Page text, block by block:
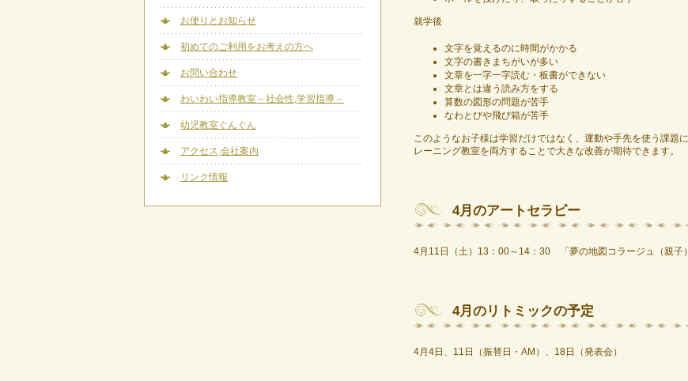
就学後
文字を覚えるのに時間がかかる
文字の書きまちがいが多い
文章を一字一字読む・板書ができない
文章とは違う読み方をする
算数の図形の問題が苦手
なわとびや飛び箱が苦手
このようなお子様は学習だけではなく、運動や手先を使う課題
レーニング教室を両方することで大きな改善が期待できます。
4月のアートセラピー
4月11日（土）13：00～14：30 「夢の地図コラージュ（親子
4月のリトミックの予定
4月4日、11日（振替日・AM）、18日（発表会）
お便りとお知らせ
初めてのご利用をお考えの方へ
お問い合わせ
わいわい指導教室－社会性,学習指導－
幼児教室ぐんぐん
アクセス,会社案内
リンク情報